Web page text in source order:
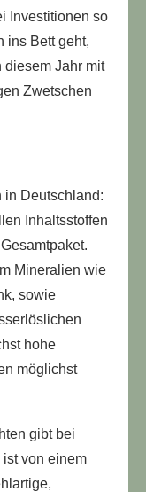
Investitionen so
ins Bett geht,
diesem Jahr mit
Zwetschen
in Deutschland:
Inhaltsstoffen
Mineralien wie
sowie
hohe
möglichst
gibt bei
ist von einem